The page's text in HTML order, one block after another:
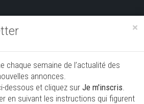
×
chaque semaine de l’actualité des
annonces.
dessous et cliquez sur Je m'inscris.
en suivant les instructions qui figurent